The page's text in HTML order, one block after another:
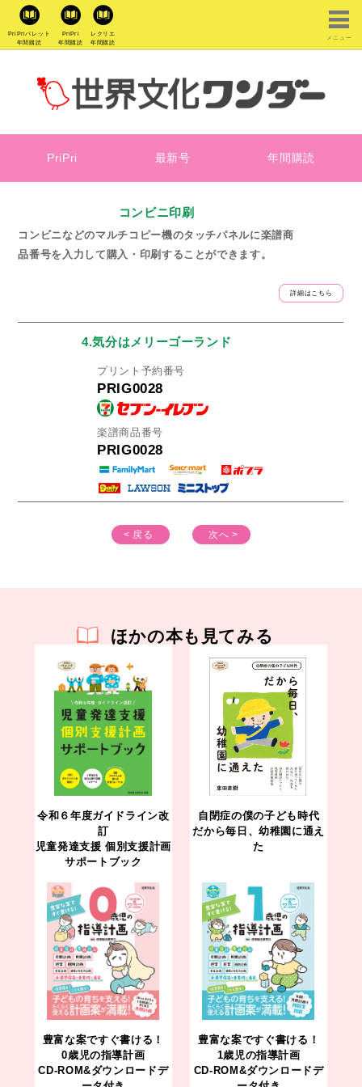
PriPriパレット
年間購読
PriPri
年間購読
レクリエ
年間購読
メニュー
PriPri 最新号 年間購読
コンビニ印刷
コンビニなどのマルチコピー機のタッチパネルに楽譜商
品番号を入力して購入・印刷することができます。
詳細はこちら
4.気分はメリーゴーランド
プリント予約番号
PRIG0028
楽譜商品番号
PRIG0028
< 戻る 次へ >
ほかの本も見てみる
令和６年度ガイドライン改
訂
児童発達支援 個別支援計画
サポートブック
自閉症の僕の子ども時代
だから毎日、幼稚園に通え
た
豊富な案ですぐ書ける！
0歳児の指導計画
CD-ROM&ダウンロードデ
豊富な案ですぐ書ける！
1歳児の指導計画
CD-ROM&ダウンロードデ